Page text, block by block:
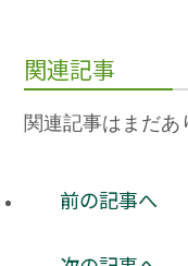
関連記事
関連記事はまだあ
前の記事へ